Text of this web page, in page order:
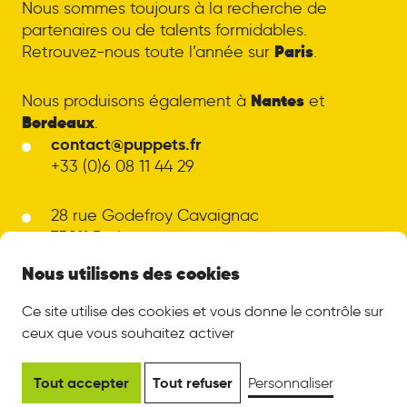
Nous sommes toujours à la recherche de
partenaires ou de talents formidables.
Retrouvez-nous toute l’année sur Paris.
Nous produisons également à Nanteset
Bordeaux.
contact@puppets.fr
+33 (0)6 08 11 44 29
28 rue Godefroy Cavaignac
75011 Paris
Mentions légales
© Puppets - 2026
Ce site utilise des cookies et vous donne le contrôle sur
ceux que vous souhaitez activer
Tout accepter Tout refuser Personnaliser